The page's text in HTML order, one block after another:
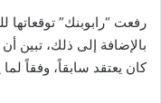
رفعت “رابوبنك” توقعاتها
بالإضافة إلى ذلك، تبين
كان يعتقد سابقاً، وفقاً لما